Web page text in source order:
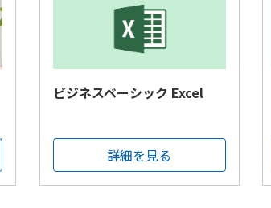
ビジネスベーシック Excel
詳細を見る